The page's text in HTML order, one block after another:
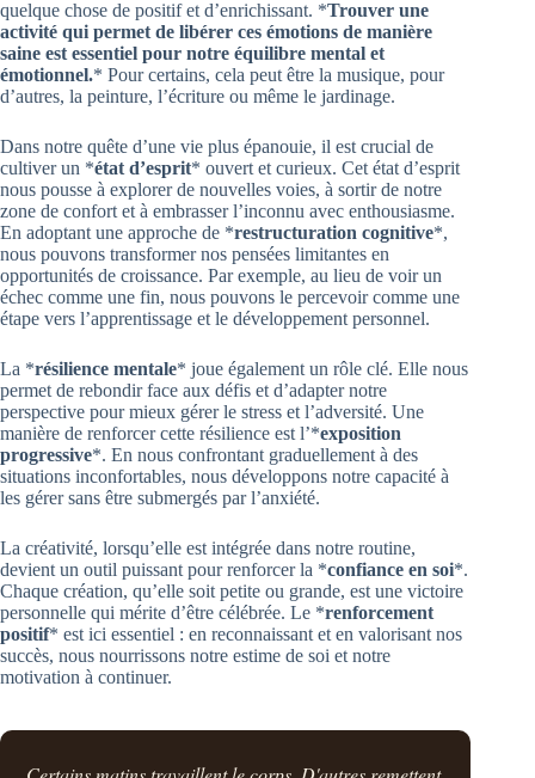
quelque chose de positif et d’enrichissant. *Trouver une
activité qui permet de libérer ces émotions de manière
saine est essentiel pour notre équilibre mental et
émotionnel.* Pour certains, cela peut être la musique, pour
d’autres, la peinture, l’écriture ou même le jardinage.
Dans notre quête d’une vie plus épanouie, il est crucial de
cultiver un *état d’esprit* ouvert et curieux. Cet état d’esprit
nous pousse à explorer de nouvelles voies, à sortir de notre
zone de confort et à embrasser l’inconnu avec enthousiasme.
En adoptant une approche de *restructuration cognitive*,
nous pouvons transformer nos pensées limitantes en
opportunités de croissance. Par exemple, au lieu de voir un
échec comme une fin, nous pouvons le percevoir comme une
étape vers l’apprentissage et le développement personnel.
La *résilience mentale* joue également un rôle clé. Elle nous
permet de rebondir face aux défis et d’adapter notre
perspective pour mieux gérer le stress et l’adversité. Une
manière de renforcer cette résilience est l’*exposition
progressive*. En nous confrontant graduellement à des
situations inconfortables, nous développons notre capacité à
les gérer sans être submergés par l’anxiété.
La créativité, lorsqu’elle est intégrée dans notre routine,
devient un outil puissant pour renforcer la *confiance en soi*.
Chaque création, qu’elle soit petite ou grande, est une victoire
personnelle qui mérite d’être célébrée. Le *renforcement
positif* est ici essentiel : en reconnaissant et en valorisant nos
succès, nous nourrissons notre estime de soi et notre
motivation à continuer.